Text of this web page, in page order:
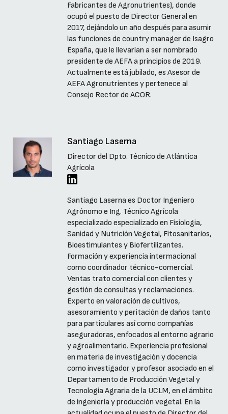
Fabricantes de Agronutrientes), donde
ocupó el puesto de Director General en
2017, dejándolo un año después para asumir
las funciones de country manager de Isagro
España, que le llevarían a ser nombrado
presidente de AEFA a principios de 2019.
Actualmente está jubilado, es Asesor de
AEFA Agronutrientes y pertenece al
Consejo Rector de ACOR.
Santiago Laserna
Director del Dpto. Técnico de Atlántica
Agrícola
Santiago Laserna es Doctor Ingeniero
Agrónomo e Ing. Técnico Agrícola
especializado especializado en Fisiologia,
Sanidad y Nutrición Vegetal, Fitosanitarios,
Bioestimulantes y Biofertilizantes.
Formación y experiencia intermacional
como coordinador técnico-comercial.
Ventas trato comercial con clientes y
gestión de consultas y reclamaciones.
Experto en valoración de cultivos,
asesoramiento y peritación de daños tanto
para particulares así como compañías
aseguradoras, enfocados al entorno agrario
y agroalimentario. Experiencia profesional
en materia de investigación y docencia
como investigador y profesor asociado en el
Departamento de Producción Vegetal y
Tecnología Agraria de la UCLM, en el ámbito
de ingeniería y producción vegetal. En la